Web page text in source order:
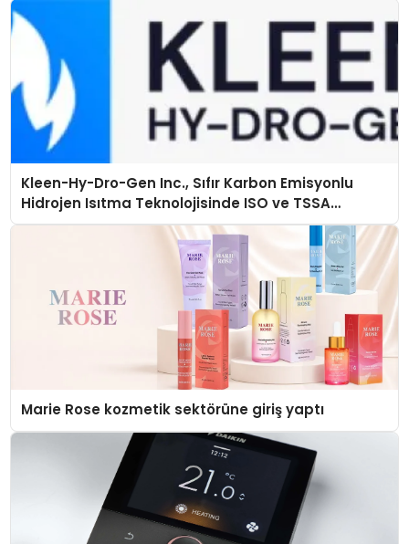
Kleen-Hy-Dro-Gen Inc., Sıfır Karbon Emisyonlu
Hidrojen Isıtma Teknolojisinde ISO ve TSSA
Düzenleyici Onaylarını Aldı
Marie Rose kozmetik sektörüne giriş yaptı